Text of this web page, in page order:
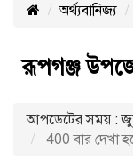
অর্থ্যবানিজ্য
রূপগঞ্জ
আপডেটের সময় :
400 বার দেখা